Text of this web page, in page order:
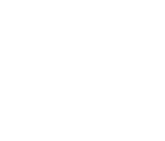
"1. Podrán
y eventos y actos
naturaleza pública
límites de aforo, en